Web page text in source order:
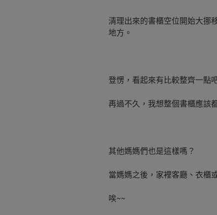
清理出來的書櫃空位開始大挪
地方。
登愣，看起來有比較整齊一點
再過不久，我想整個書櫃應該
其他媽媽們也是這樣嗎？
當媽媽之後，家裡客廳、衣櫃
唉~~